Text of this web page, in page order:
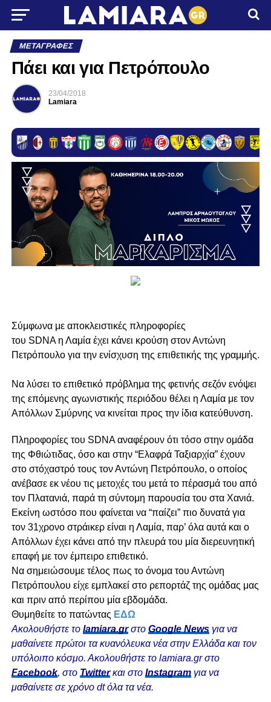
ΜΕΤΑΓΡΑΦΈΣ
Πάει και για Πετρόπουλο
23/04/2018
Lamiara
Σύμφωνα με αποκλειστικές πληροφορίες
του SDNA η Λαμία έχει κάνει κρούση στον Αντώνη
Πετρόπουλο για την ενίσχυση της επιθετικής της γραμμής.
Να λύσει το επιθετικό πρόβλημα της φετινής σεζόν ενόψει
της επόμενης αγωνιστικής περιόδου θέλει η Λαμία με τον
Απόλλων Σμύρνης να κινείται προς την ίδια κατεύθυνση.
Πληροφορίες του SDNA αναφέρουν ότι τόσο στην ομάδα
της Φθιώτιδας, όσο και στην “Ελαφρά Ταξιαρχία” έχουν
στο στόχαστρό τους τον Αντώνη Πετρόπουλο, ο οποίος
ανέβασε εκ νέου τις μετοχές του μετά το πέρασμά του από
τον Πλατανιά, παρά τη σύντομη παρουσία του στα Χανιά.
Εκείνη ωστόσο που φαίνεται να “παίζει” πιο δυνατά για
τον 31χρονο στράικερ είναι η Λαμία, παρ’ όλα αυτά και ο
Απόλλων έχει κάνει από την πλευρά του μία διερευνητική
επαφή με τον έμπειρο επιθετικό.
Να σημειώσουμε τέλος πως το όνομα του Αντώνη
Πετρόπουλου είχε εμπλακεί στο ρεπορτάζ της ομάδας μας
και πριν από περίπου μία εβδομάδα.
Θυμηθείτε το πατώντας ΕΔΩ
Ακολουθήστε το lamiara.grστο Google Newsγια να
μαθαίνετε πρώτοι τα κυανόλευκα νέα στην Ελλάδα και τον
υπόλοιπο κόσμο. Ακολουθήστε το lamiara.gr στο
Facebook, στο Twitterκαι στο Instagram για να
μαθαίνετε σε χρόνο dt όλα τα νέα.